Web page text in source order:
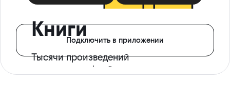
Книги
Тысячи произведений
с доступом офлайн
Подключить в приложении